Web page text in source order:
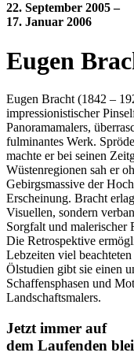
22. September 2005 –
17. Januar 2006
Eugen
Eugen Bracht (1842 –
impressionistischer
Panoramamalers,
fulminantes Werk.
machte er bei seinen
Wüstenregionen sah er
Gebirgsmassive der
Erscheinung. Bracht
Visuellen, sondern
Sorgfalt und malerischer
Die Retrospektive
Lebzeiten viel
Ölstudien gibt sie einen
Schaffensphasen und
Landschaftsmalers.
Jetzt immer auf
dem Laufenden